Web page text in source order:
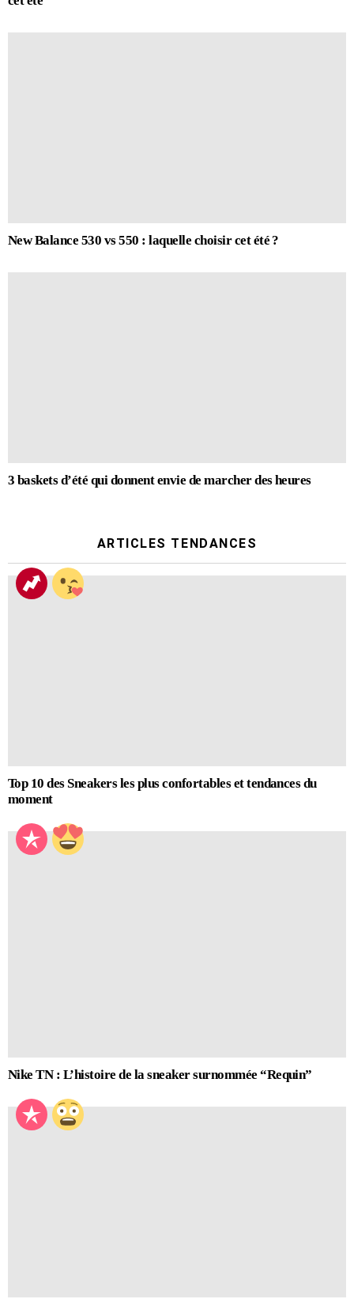
New Balance 530 vs 550 : laquelle choisir cet été ?
3 baskets d’été qui donnent envie de marcher des heures
ARTICLES TENDANCES
Top 10 des Sneakers les plus confortables et tendances du
moment
Nike TN : L’histoire de la sneaker surnommée “Requin”